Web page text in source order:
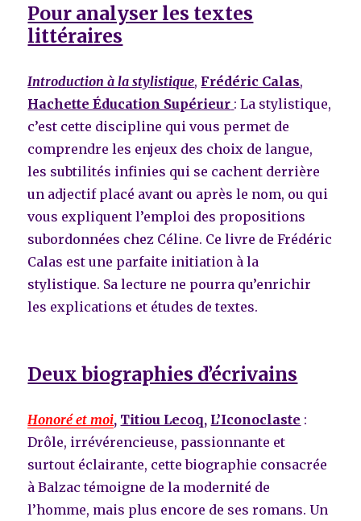
Pour analyser les textes
littéraires
Introduction à la stylistique, Frédéric Calas,
Hachette Éducation Supérieur : La stylistique,
c’est cette discipline qui vous permet de
comprendre les enjeux des choix de langue,
les subtilités infinies qui se cachent derrière
un adjectif placé avant ou après le nom, ou qui
vous expliquent l’emploi des propositions
subordonnées chez Céline. Ce livre de Frédéric
Calas est une parfaite initiation à la
stylistique. Sa lecture ne pourra qu’enrichir
les explications et études de textes.
Deux biographies d’écrivains
Honoré et moi, Titiou Lecoq, L’Iconoclaste :
Drôle, irrévérencieuse, passionnante et
surtout éclairante, cette biographie consacrée
à Balzac témoigne de la modernité de
l’homme, mais plus encore de ses romans. Un